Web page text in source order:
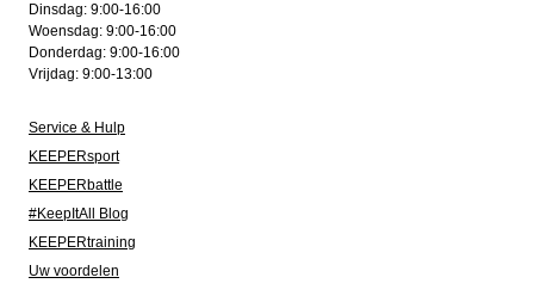
Dinsdag: 9:00-16:00
Woensdag: 9:00-16:00
Donderdag: 9:00-16:00
Vrijdag: 9:00-13:00
Service & Hulp
KEEPERsport
KEEPERbattle
#KeepItAll Blog
KEEPERtraining
Uw voordelen